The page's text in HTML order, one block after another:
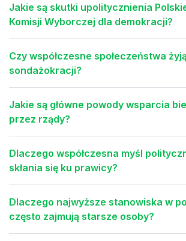
Jakie są skutki upolitycznienia
Komisji Wyborczej dla demokracji?
Czy współczesne społeczeństwa
sondażokracji?
Jakie są główne powody wsparcia
przez rządy?
Dlaczego współczesna myśl
skłania się ku prawicy?
Dlaczego najwyższe stanowiska w
często zajmują starsze osoby?